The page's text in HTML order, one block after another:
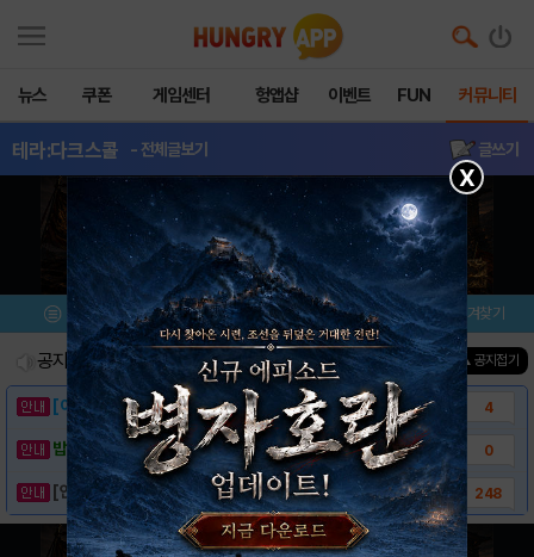
뉴스 쿠폰 게임센터 헝앱샵 이벤트 FUN 커뮤니티
테라:다크스콜 - 전체글보기 글쓰기
메뉴 이벤트/미션 설치/평가 즐겨찾기
공지사항 진행중인 이벤트0 건 ▲ 공지접기
[이벤트] 웃음으로 매일매일 해피! 유머 게시.. 4
밥알이의 헝앱통신 ⑲ “밥알이, 드디어 멀티를.. 0
[안내] 헝그리앱 필수 상식! 밥알 획득 안내.. 248
X